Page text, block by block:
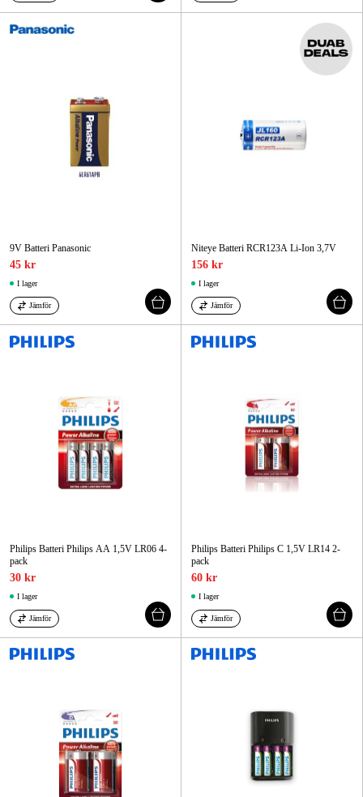
9V Batteri Panasonic
45 kr
I lager
Jämför
Niteye Batteri RCR123A Li-Ion 3,7V
156 kr
I lager
Jämför
Philips Batteri Philips AA 1,5V LR06 4-
pack
30 kr
I lager
Jämför
Philips Batteri Philips C 1,5V LR14 2-
pack
60 kr
I lager
Jämför